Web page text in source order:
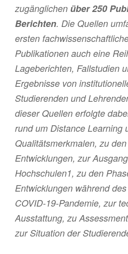
zugänglichen über 250
Berichten. Die Quellen
ersten
Publikationen auch eine
Lageberichten, Fallstudien
Ergebnisse von
Studierenden und
dieser Quellen erfolgte
rund um Distance Learning
Qualitätsmerkmalen, zu
Entwicklungen, zur
Hochschulen1, zu den
Entwicklungen während
COVID-19-Pandemie, zur
Ausstattung, zu
zur Situation der